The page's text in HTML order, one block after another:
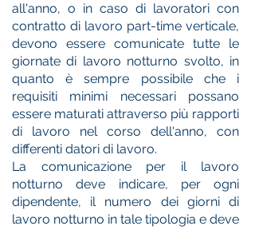
all'anno, o in caso di lavoratori con
contratto di lavoro part-time verticale,
devono essere comunicate tutte le
giornate di lavoro notturno svolto, in
quanto è sempre possibile che i
requisiti minimi necessari possano
essere maturati attraverso più rapporti
di lavoro nel corso dell'anno, con
differenti datori di lavoro.
La comunicazione per il lavoro
notturno deve indicare, per ogni
dipendente, il numero dei giorni di
lavoro notturno in tale tipologia e deve